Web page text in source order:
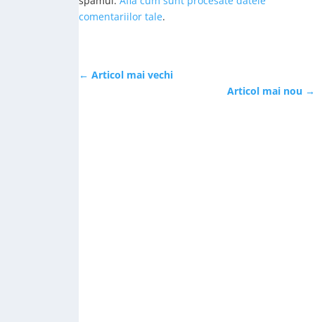
comentariilor tale.
← Articol mai vechi
Articol mai nou →